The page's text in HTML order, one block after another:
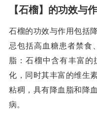
【石榴】的功效与
石榴的功效与作用包括
忌包括高血糖患者禁食
脂：石榴中含有丰富
化，同时其丰富的维生
粘稠，具有降血脂和降
病。